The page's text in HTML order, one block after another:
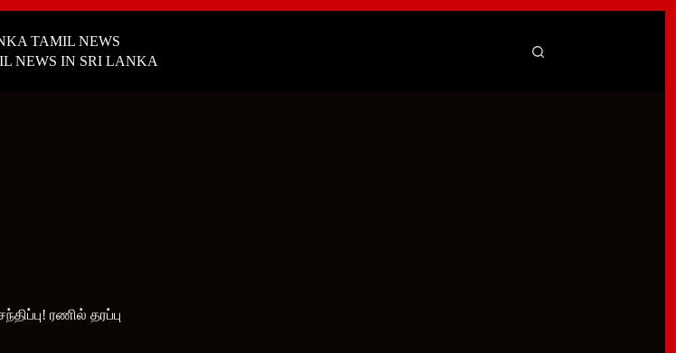
TAMIL NEWS
NEWS IN SRI LANKA
ரணில் தரப்பு